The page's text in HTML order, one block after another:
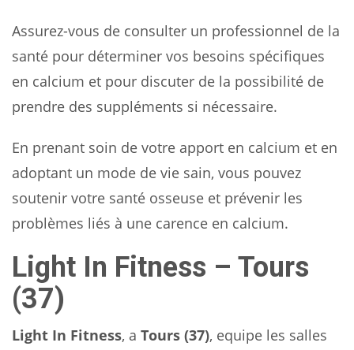
Assurez-vous de consulter un professionnel de la
santé pour déterminer vos besoins spécifiques
en calcium et pour discuter de la possibilité de
prendre des suppléments si nécessaire.
En prenant soin de votre apport en calcium et en
adoptant un mode de vie sain, vous pouvez
soutenir votre santé osseuse et prévenir les
problèmes liés à une carence en calcium.
Light In Fitness – Tours
(37)
Light In Fitness, a Tours (37), equipe les salles